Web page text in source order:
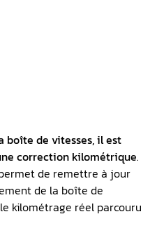
boîte de vitesses, il est
correction kilométrique.
de remettre à jour
de la boîte de
kilométrage réel parcouru